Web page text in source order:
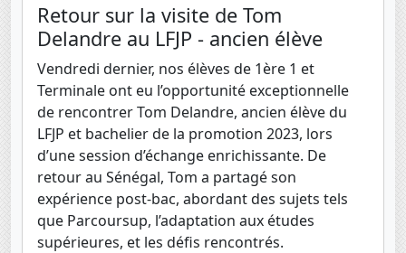
Retour sur la visite de Tom
Delandre au LFJP - ancien élève
Vendredi dernier, nos élèves de 1ère 1 et
Terminale ont eu l’opportunité exceptionnelle
de rencontrer Tom Delandre, ancien élève du
LFJP et bachelier de la promotion 2023, lors
d’une session d’échange enrichissante. De
retour au Sénégal, Tom a partagé son
expérience post-bac, abordant des sujets tels
que Parcoursup, l’adaptation aux études
supérieures, et les défis rencontrés.